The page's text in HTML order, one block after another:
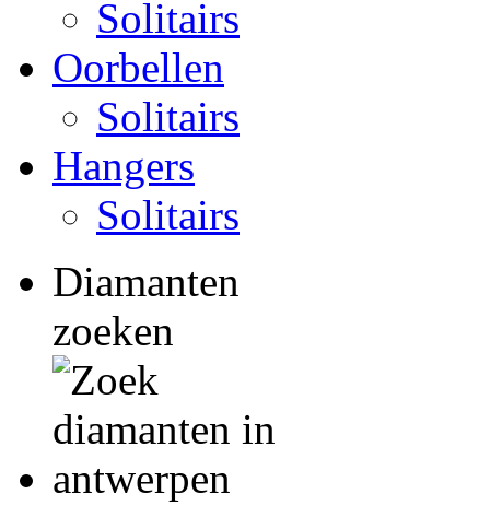
Solitairs
Oorbellen
Solitairs
Hangers
Solitairs
Diamanten
zoeken